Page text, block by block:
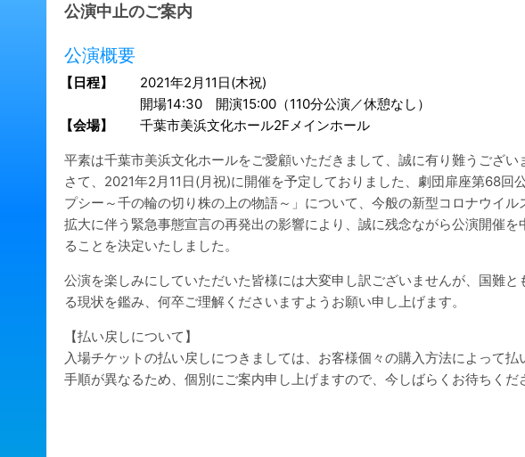
公演中止のご案内
公演概要
【日程】
2021年2月11日(木祝)
開場14:30 開演15:00（110分公演／休憩なし）
【会場】
千葉市美浜文化ホール2Fメインホール
平素は千葉市美浜文化ホールをご愛顧いただきまして、誠に有り難うござい
さて、2021年2月11日(月祝)に開催を予定しておりました、劇団扉座第68回
プシー～千の輪の切り株の上の物語～」について、今般の新型コロナウイル
拡大に伴う緊急事態宣言の再発出の影響により、誠に残念ながら公演開催を
ることを決定いたしました。
公演を楽しみにしていただいた皆様には大変申し訳ございませんが、国難と
る現状を鑑み、何卒ご理解くださいますようお願い申し上げます。
【払い戻しについて】
入場チケットの払い戻しにつきましては、お客様個々の購入方法によって払
手順が異なるため、個別にご案内申し上げますので、今しばらくお待ちくだ